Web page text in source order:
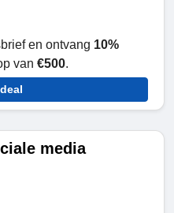
en ontvang 10%
van €500.
media